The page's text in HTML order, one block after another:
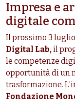
Impresa e
digitale
Il prossimo 3 luglio
Digital Lab,il
le competenze
opportunità di un
trasformazione.
Fondazione